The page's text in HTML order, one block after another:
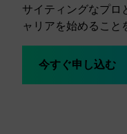
サイティングなプロ
ャリアを始めること
今すぐ申し込む